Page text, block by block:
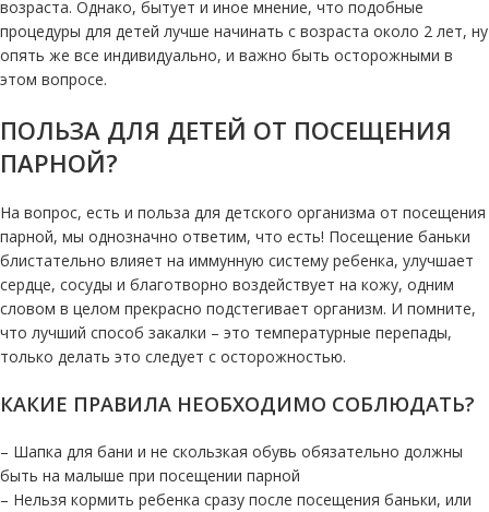
возраста. Однако, бытует и иное мнение, что подобные
процедуры для детей лучше начинать с возраста около 2 лет, ну
опять же все индивидуально, и важно быть осторожными в
этом вопросе.
ПОЛЬЗА ДЛЯ ДЕТЕЙ ОТ ПОСЕЩЕНИЯ
ПАРНОЙ?
На вопрос, есть и польза для детского организма от посещения
парной, мы однозначно ответим, что есть! Посещение баньки
блистательно влияет на иммунную систему ребенка, улучшает
сердце, сосуды и благотворно воздействует на кожу, одним
словом в целом прекрасно подстегивает организм. И помните,
что лучший способ закалки – это температурные перепады,
только делать это следует с осторожностью.
КАКИЕ ПРАВИЛА НЕОБХОДИМО СОБЛЮДАТЬ?
– Шапка для бани и не скользкая обувь обязательно должны
быть на малыше при посещении парной
– Нельзя кормить ребенка сразу после посещения баньки, или